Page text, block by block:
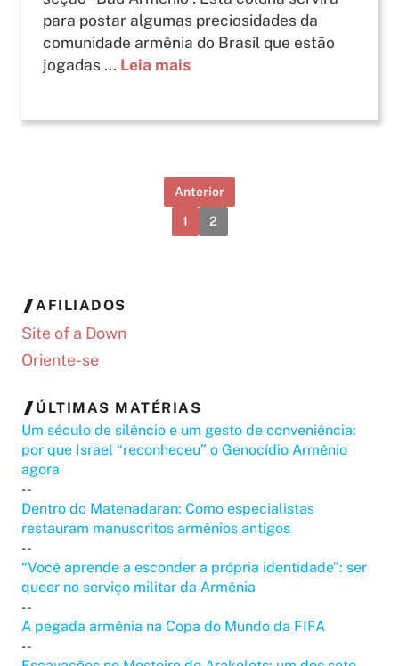
para postar algumas preciosidades da
comunidade armênia do Brasil que estão
jogadas ... Leia mais
Anterior
1 2
AFILIADOS
Site of a Down
Oriente-se
ÚLTIMAS MATÉRIAS
Um século de silêncio e um gesto de conveniência:
por que Israel “reconheceu” o Genocídio Armênio
agora
--
Dentro do Matenadaran: Como especialistas
restauram manuscritos armênios antigos
--
“Você aprende a esconder a própria identidade”: ser
queer no serviço militar da Armênia
--
A pegada armênia na Copa do Mundo da FIFA
--